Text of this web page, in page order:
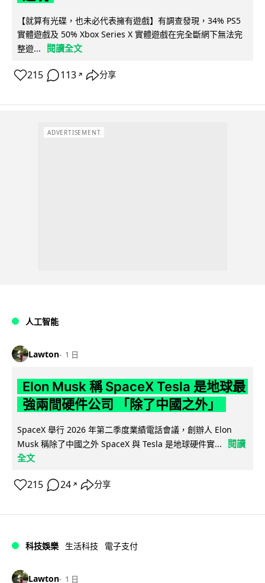
【就算有光碟，也未必代表擁有遊戲】有調查發現，34% PS5
實體遊戲及 50% Xbox Series X 實體遊戲在完全斷網下無法完
整遊...
閱讀全文
215 113 ↗ 分享
ADVERTISEMENT
人工智能
Lawton 1 日
Elon Musk 稱 SpaceX Tesla 是地球最
強兩間硬件公司 「除了中國之外」
SpaceX 舉行 2026 年第二季度業績電話會議，創辦人 Elon
Musk 稱除了中國之外 SpaceX 與 Tesla 是地球硬件實...
閱讀
全文
215 24 ↗ 分享
科技娛樂 生活科技 電子支付
Lawton 1 日